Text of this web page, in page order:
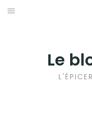
Aller
Le